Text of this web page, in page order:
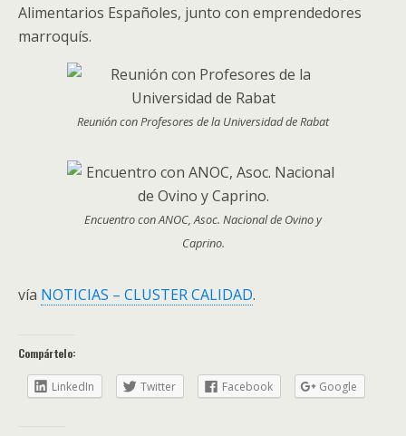
Alimentarios Españoles, junto con emprendedores
marroquís.
Reunión con Profesores de la Universidad de Rabat
Encuentro con ANOC, Asoc. Nacional de Ovino y
Caprino.
vía NOTICIAS – CLUSTER CALIDAD.
Compártelo:
LinkedIn Twitter Facebook Google